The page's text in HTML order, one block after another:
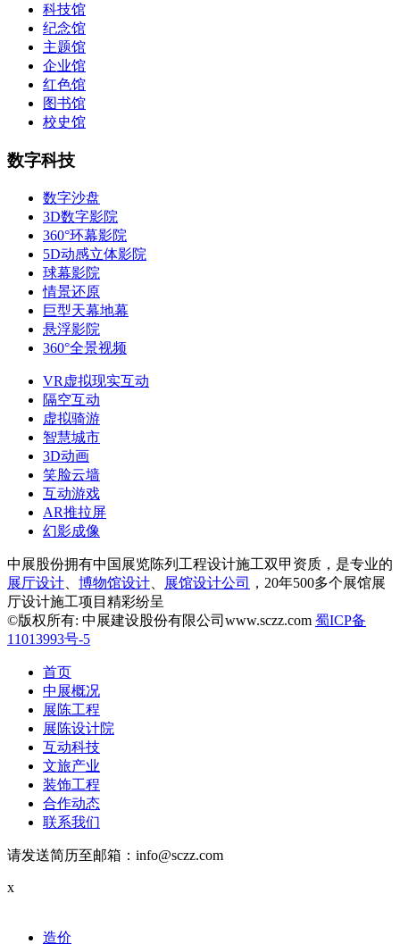
科技馆
纪念馆
主题馆
企业馆
红色馆
图书馆
校史馆
数字科技
数字沙盘
3D数字影院
360°环幕影院
5D动感立体影院
球幕影院
情景还原
巨型天幕地幕
悬浮影院
360°全景视频
VR虚拟现实互动
隔空互动
虚拟骑游
智慧城市
3D动画
笑脸云墙
互动游戏
AR推拉屏
幻影成像
中展股份拥有中国展览陈列工程设计施工双甲资质，是专业的
展厅设计
博物馆设计 展馆设计公司
，20年500多个展馆展
厅设计施工项目精彩纷呈
©版权所有: 中展建设股份有限公司www.sczz.com 蜀ICP备
11013993号-5
首页
中展概况
展陈工程
展陈设计院
互动科技
文旅产业
装饰工程
合作动态
联系我们
请发送简历至邮箱：info@sczz.com
x
造价